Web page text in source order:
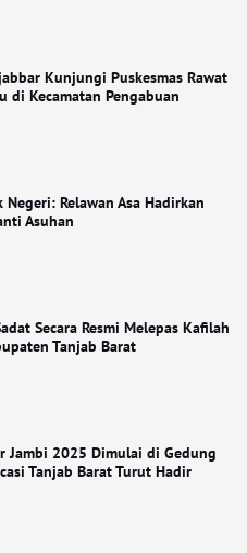
Kunjungi Puskesmas Rawat
di Kecamatan Pengabuan
Relawan Asa Hadirkan
Asuhan
Secara Resmi Melepas Kafilah
Tanjab Barat
Jambi 2025 Dimulai di Gedung
Tanjab Barat Turut Hadir